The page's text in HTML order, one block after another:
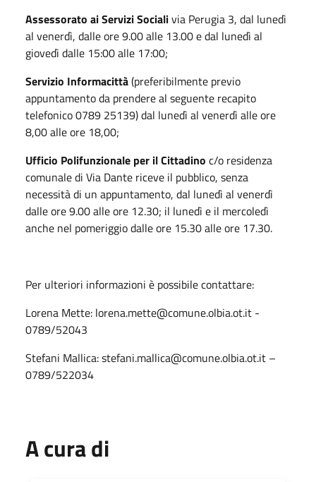
Assessorato ai Servizi Socialivia Perugia 3, dal lunedì
al venerdì, dalle ore 9.00 alle 13.00 e dal lunedì al
giovedì dalle 15:00 alle 17:00;
Servizio Informacittà(preferibilmente previo
appuntamento da prendere al seguente recapito
telefonico 0789 25139) dal lunedì al venerdì alle ore
8,00 alle ore 18,00;
Ufficio Polifunzionale per il Cittadino c/o residenza
comunale di Via Dante riceve il pubblico, senza
necessità di un appuntamento, dal lunedì al venerdì
dalle ore 9.00 alle ore 12.30; il lunedì e il mercoledì
anche nel pomeriggio dalle ore 15.30 alle ore 17.30.
Per ulteriori informazioni è possibile contattare:
Lorena Mette: lorena.mette@comune.olbia.ot.it -
0789/52043
Stefani Mallica: stefani.mallica@comune.olbia.ot.it –
0789/522034
A cura di